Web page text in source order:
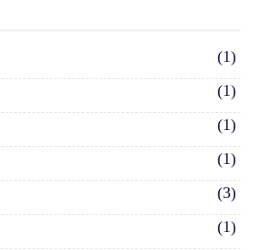
(1)
(1)
(1)
(1)
(3)
(1)